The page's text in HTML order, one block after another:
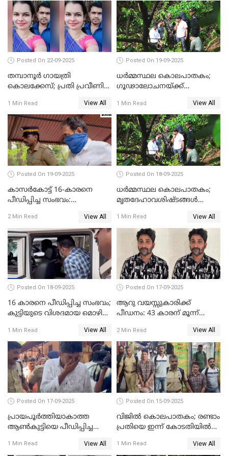
Posted On 22-09-2025
തമ്പാനൂര്‍ ഗായത്രി
കൊലക്കേസ്; പ്രതി പ്രവീണിന്
ലക്ഷം രൂപ പിഴയും
1 Min Read View All
Posted On 19-09-2025
ധർമ്മസ്ഥല കൊലപാതകം;
ഗൂഢാലോചനയ്ക്ക്
1 Min Read View All
Posted On 19-09-2025
കാസർകോട്ട് 16-കാരനെ
പീഡിപ്പിച്ച സംഭവം:
ഇടപാടുകൾ നടന്നതായി
പൊലീസ്
2 Min Read View All
Posted On 18-09-2025
ധർമ്മസ്ഥല കൊലപാതകം;
മൃതദേഹാവശിഷ്ടങ്ങൾ
1 Min Read View All
Posted On 18-09-2025
16 കാരനെ പീഡിപ്പിച്ച സംഭവം;
കുട്ടിയുടെ വിശദമായ മൊഴി
1 Min Read View All
Posted On 17-09-2025
ആറു വയസ്സുകാരിക്ക്
പീഡനം: 43 കാരന് മൂന്ന്
പിഴയും ശിക്ഷ
2 Min Read View All
Posted On 17-09-2025
പ്രായപൂർത്തിയാകാത്ത
ആൺകുട്ടിയെ പീഡിപ്പിച്ച
അറസ്റ്റിൽ
1 Min Read View All
Posted On 15-09-2025
വിജിൽ കൊലപാതകം; രണ്ടാം
പ്രതിയെ ഇന്ന് കോടതിയിൽ
1 Min Read View All